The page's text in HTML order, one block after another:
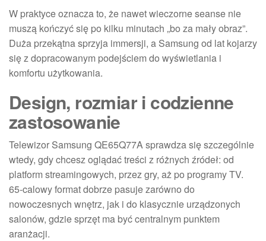
W praktyce oznacza to, że nawet wieczorne seanse nie
muszą kończyć się po kilku minutach „bo za mały obraz”.
Duża przekątna sprzyja immersji, a Samsung od lat kojarzy
się z dopracowanym podejściem do wyświetlania i
komfortu użytkowania.
Design, rozmiar i codzienne
zastosowanie
Telewizor Samsung QE65Q77A sprawdza się szczególnie
wtedy, gdy chcesz oglądać treści z różnych źródeł: od
platform streamingowych, przez gry, aż po programy TV.
65-calowy format dobrze pasuje zarówno do
nowoczesnych wnętrz, jak i do klasycznie urządzonych
salonów, gdzie sprzęt ma być centralnym punktem
aranżacji.